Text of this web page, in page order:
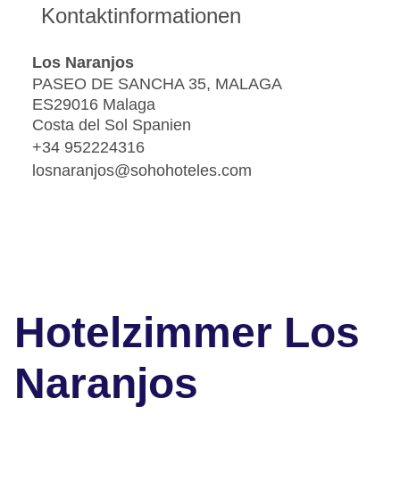
Kontaktinformationen
Los Naranjos
PASEO DE SANCHA 35, MALAGA
ES29016 Malaga
Costa del Sol Spanien
+34 952224316
losnaranjos@sohohoteles.com
Hotelzimmer Los
Naranjos